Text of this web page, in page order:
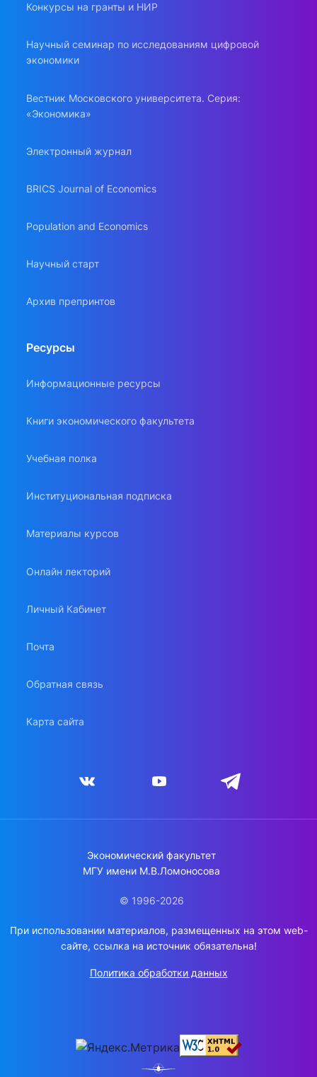
Конкурсы на гранты и НИР
Научный семинар по исследованиям цифровой
экономики
Вестник Московского университета. Серия:
«Экономика»
Электронный журнал
BRICS Journal of Economics
Population and Economics
Научный старт
Архив препринтов
Ресурсы
Информационные ресурсы
Книги экономического факультета
Учебная полка
Институциональная подписка
Материалы курсов
Онлайн лекторий
Личный Кабинет
Почта
Обратная связь
Карта сайта
Экономический факультет
МГУ имени М.В.Ломоносова
© 1996-2026
При использовании материалов, размещенных на этом web-
сайте, ссылка на источник обязательна!
Политика обработки данных